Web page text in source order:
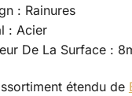
: Rainures
: Acier
De La Surface :
étendu de